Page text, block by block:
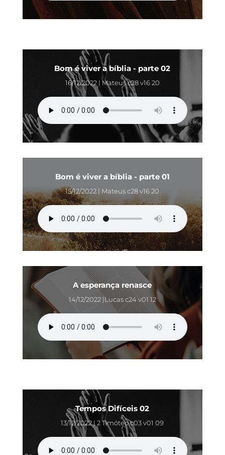
Bom é viver a bíblia - parte 02
16/12/2022 | Mateus c28 v16 20
Bom é viver a bíblia - parte 01
15/12/2022 | Mateus c28 v16 20
A esperança renasce
14/12/2022 |Lucas c24 v01 12
Tempos Difíceis 02
13/12/2022 | 2 Timóteo c03 v01 09